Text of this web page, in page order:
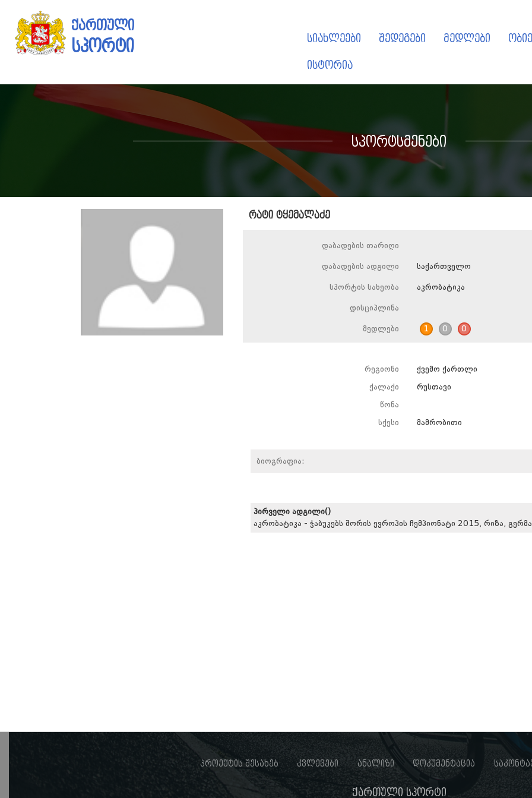
ქართული
სპორტი სიახლეები შედეგები მედლები
ისტორია
სპორტსმენები
რატი ტყემალაძე
დაბადების თარიღი
დაბადების ადგილი საქართველო
სპორტის სახეობა აკრობატიკა
დისციპლინა
მედლები 1 0 0
რეგიონი ქვემო ქართლი
ქალაქი რუსთავი
წონა
სქესი მამრობითი
ბიოგრაფია:
პირველი ადგილი()
აკრობატიკა - ჭაბუკებს შორის ევროპის ჩემპიონატი 2015, რიზა,
პროექტის შესახებ კვლევები ანალიზი დოკუმენტაცია
ქართული სპორტი